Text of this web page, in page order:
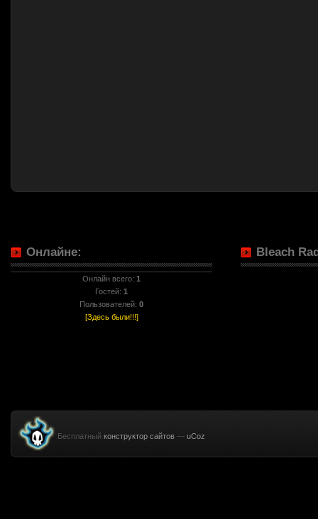
Онлайне:
Онлайн всего: 1
Гостей: 1
Пользователей: 0
[Здесь были!!!]
Bleach
Бесплатный конструктор сайтов — uCoz